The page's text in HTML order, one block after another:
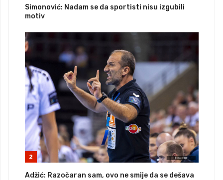
Simonović: Nadam se da sportisti nisu izgubili
motiv
2
Adžić: Razočaran sam, ovo ne smije da se dešava